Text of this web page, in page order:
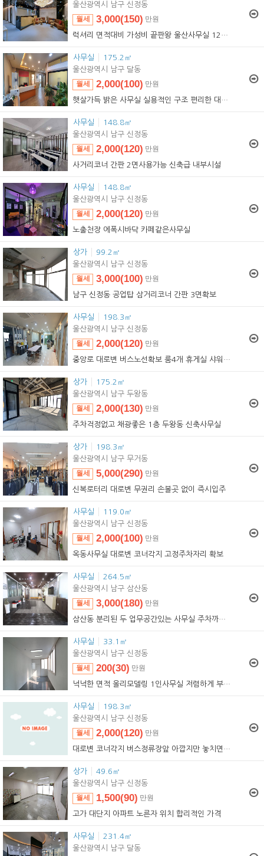
럭셔리 면적대비 가성비 끝판왕 울산사무실 12722
월세 3,000(150) 만원
임대
3,000(150)만원
울산광역시 남구 신정동
사무실 175.2㎡
햇살가득 밝은 사무실 실용적인 구조 편리한 대중교통
월세 2,000(100) 만원
임대 2,000(100) 만원
울산광역시 남구 달동
사무실 148.8㎡
사거리코너 간판 2면사용가능 신축급 내부시설
월세 2,000(120) 만원
임대
2,000(120)만원
울산광역시 남구 신정동
사무실 148.8㎡
노출천장 에폭시바닥 카페같은사무실
월세 2,000(120) 만원
임대 2,000(120)만원
울산광역시 남구 신정동
상가 99.2㎡
남구 신정동 공업탑 삼거리코너 간판 3면확보
월세 3,000(100) 만원
임대 3,000(100)만원
울산광역시 남구 신정동
사무실 198.3㎡
중앙로 대로변 버스노선확보 룸4개 휴게실 샤워실까지
월세 2,000(120) 만원
임대
2,000(120)만원
울산광역시 남구 신정동
상가 175.2㎡
주차걱정없고 채광좋은 1층 두왕동 신축사무실
월세 2,000(130) 만원
임대 2,000(130)만원
울산광역시 남구 두왕동
상가 198.3㎡
신복로터리 대로변 무권리 손볼곳 없이 즉시입주
월세 5,000(290) 만원
임대 5,000(290)만원
울산광역시 남구 무거동
사무실 119.0㎡
옥동사무실 대로변 코너각지 고정주차자리 확보
월세 2,000(100) 만원
임대 2,000(100)만원
울산광역시 남구 신정동
사무실 264.5㎡
삼산동 분리된 두 업무공간있는 사무실 주차까지 편리
월세 3,000(180) 만원
임대 3,000(180)만원
울산광역시 남구 삼산동
사무실 33.1㎡
넉넉한 면적 올리모델링 1인사무실 저렴하게 부담없이
월세 200(30) 만원
임대 200(30)만원
울산광역시 남구 신정동
사무실 198.3㎡
대로변 코너각지 버스정류장앞 아깝지만 놓치면 후회해
월세 2,000(120) 만원
임대
2,000(120)만원
울산광역시 남구 신정동
상가 49.6㎡
고가 대단지 아파트 노른자 위치 합리적인 가격
월세 1,500(90) 만원
임대 1,500(90)만원
울산광역시 남구 신정동
사무실 231.4㎡
울산광역시 남구 달동